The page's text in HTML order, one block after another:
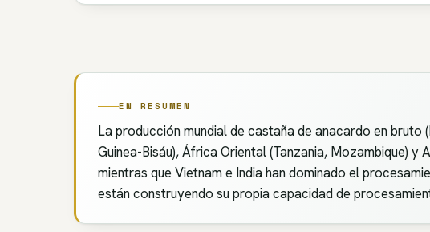
EN RESUMEN
La producción mundial de castaña de anacardo en
Guinea-Bisáu), África Oriental (Tanzania, Mozambique)
mientras que Vietnam e India han dominado el
están construyendo su propia capacidad de